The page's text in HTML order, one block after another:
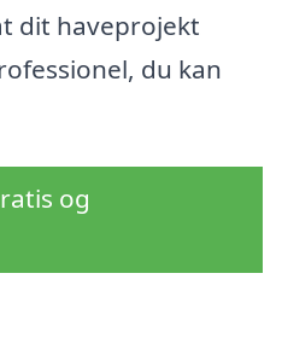
dit haveprojekt
du kan
og